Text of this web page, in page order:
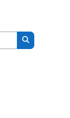
Cerca corsi